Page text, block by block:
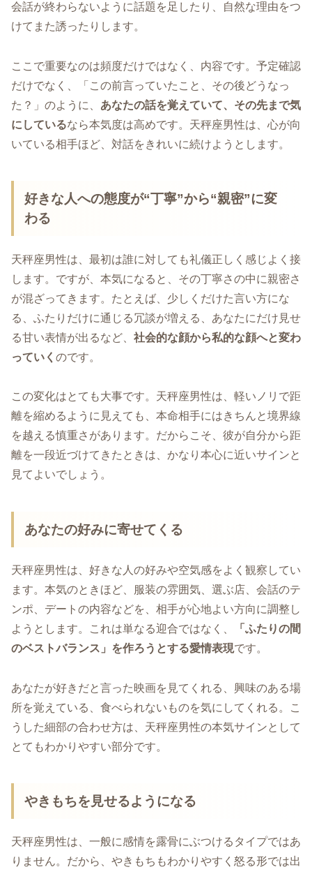
会話が終わらないように話題を足したり、自然な理由をつ
けてまた誘ったりします。
ここで重要なのは頻度だけではなく、内容です。予定確認
だけでなく、「この前言っていたこと、その後どうなっ
た？」のように、 あなたの話を覚えていて、その先まで気
にしているなら本気度は高めです。天秤座男性は、心が向
いている相手ほど、対話をきれいに続けようとします。
好きな人への態度が“丁寧”から“親密”に変
わる
天秤座男性は、最初は誰に対しても礼儀正しく感じよく接
します。ですが、本気になると、その丁寧さの中に親密さ
が混ざってきます。たとえば、少しくだけた言い方にな
る、ふたりだけに通じる冗談が増える、あなたにだけ見せ
る甘い表情が出るなど、 社会的な顔から私的な顔へと変わ
っていく のです。
この変化はとても大事です。天秤座男性は、軽いノリで距
離を縮めるように見えても、本命相手にはきちんと境界線
を越える慎重さがあります。だからこそ、彼が自分から距
離を一段近づけてきたときは、かなり本心に近いサインと
見てよいでしょう。
あなたの好みに寄せてくる
天秤座男性は、好きな人の好みや空気感をよく観察してい
ます。本気のときほど、服装の雰囲気、選ぶ店、会話のテ
ンポ、デートの内容などを、相手が心地よい方向に調整し
ようとします。これは単なる迎合ではなく、
「ふたりの間
のベストバランス」を作ろうとする愛情表現です。
あなたが好きだと言った映画を見てくれる、興味のある場
所を覚えている、食べられないものを気にしてくれる。こ
うした細部の合わせ方は、天秤座男性の本気サインとして
とてもわかりやすい部分です。
やきもちを見せるようになる
天秤座男性は、一般に感情を露骨にぶつけるタイプではあ
りません。だから、やきもちもわかりやすく怒る形では出